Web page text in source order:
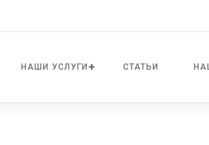
НАШИ УСЛУГИ СТАТЬИ